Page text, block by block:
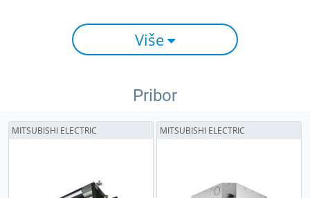
Više
Pribor
MITSUBISHI ELECTRIC MITSUBISHI ELECTRIC